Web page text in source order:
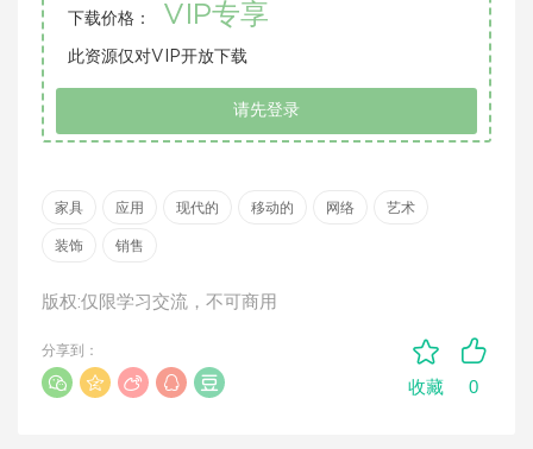
下载价格： VIP专享
此资源仅对VIP开放下载
请先登录
家具 应用 现代的 移动的 网络 艺术
装饰 销售
版权:仅限学习交流，不可商用
收藏 0
分享到：